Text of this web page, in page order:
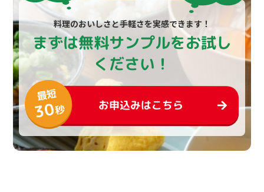
料理のおいしさと手軽さを実感できます！
まずは無料サンプルをお試し
ください！
最短
30秒 お申込みはこちら